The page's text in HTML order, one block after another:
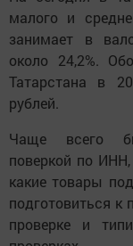
малого и
занимает в
около 24,2%.
Татарстана в
рублей.
Чаще всего
поверкой по
какие товары
подготовиться к
проверке и